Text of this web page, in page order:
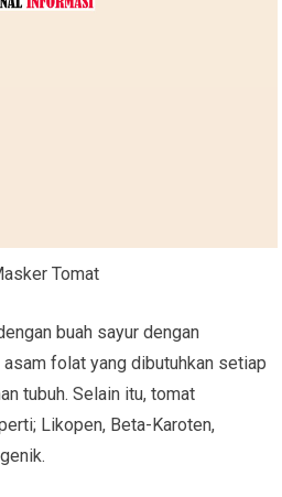
buah sayur dengan
asam folat yang dibutuhkan setiap
tubuh. Selain itu, tomat
Likopen, Beta-Karoten,